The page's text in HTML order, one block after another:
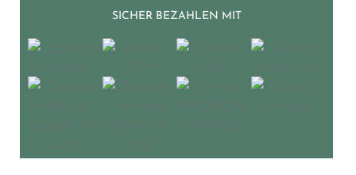
SICHER BEZAHLEN MIT